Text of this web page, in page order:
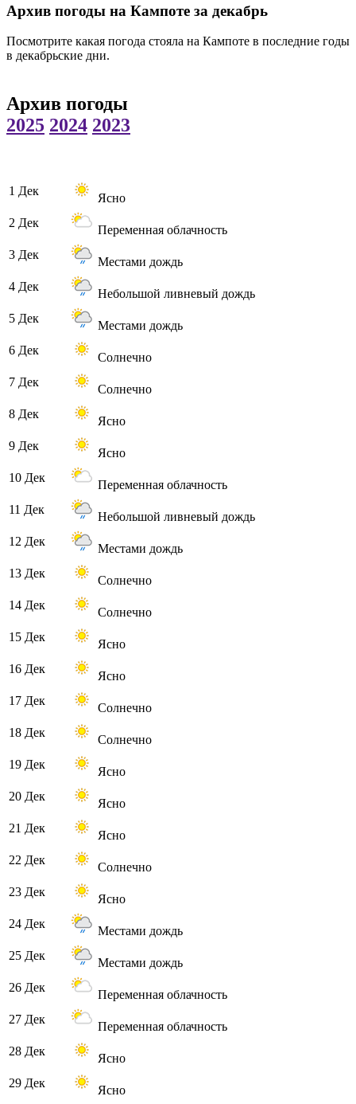
Архив погоды на Кампоте за декабрь
Посмотрите какая погода стояла на Кампоте в последние годы
в декабрьские дни.
Архив погоды
2025 2024 2023
1 Дек
Ясно
2 Дек
Переменная облачность
3 Дек
Местами дождь
4 Дек
Небольшой ливневый дождь
5 Дек
Местами дождь
6 Дек
Солнечно
7 Дек
Солнечно
8 Дек
Ясно
9 Дек
Ясно
10 Дек
Переменная облачность
11 Дек
Небольшой ливневый дождь
12 Дек
Местами дождь
13 Дек
Солнечно
14 Дек
Солнечно
15 Дек
Ясно
16 Дек
Ясно
17 Дек
Солнечно
18 Дек
Солнечно
19 Дек
Ясно
20 Дек
Ясно
21 Дек
Ясно
22 Дек
Солнечно
23 Дек
Ясно
24 Дек
Местами дождь
25 Дек
Местами дождь
26 Дек
Переменная облачность
27 Дек
Переменная облачность
28 Дек
Ясно
29 Дек
Ясно